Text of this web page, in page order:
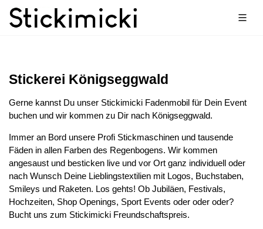
Stickerei Königseggwald
Gerne kannst Du unser Stickimicki Fadenmobil für Dein Event
buchen und wir kommen zu Dir nach Königseggwald.
Immer an Bord unsere Profi Stickmaschinen und tausende
Fäden in allen Farben des Regenbogens. Wir kommen
angesaust und besticken live und vor Ort ganz individuell oder
nach Wunsch Deine Lieblingstextilien mit Logos, Buchstaben,
Smileys und Raketen. Los gehts! Ob Jubiläen, Festivals,
Hochzeiten, Shop Openings, Sport Events oder oder oder?
Bucht uns zum Stickimicki Freundschaftspreis.